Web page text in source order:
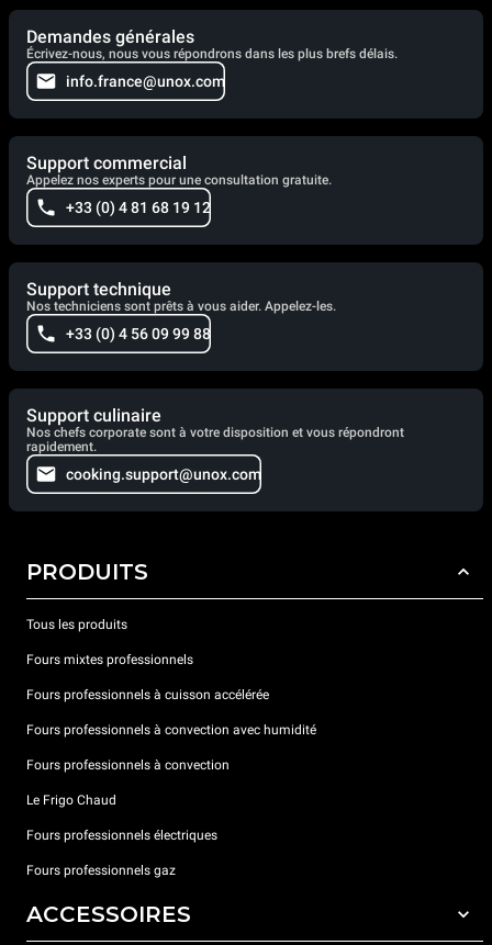
Demandes générales
Écrivez-nous, nous vous répondrons dans les plus brefs délais.
info.france@unox.com
Support commercial
Appelez nos experts pour une consultation gratuite.
+33 (0) 4 81 68 19 12
Support technique
Nos techniciens sont prêts à vous aider. Appelez-les.
+33 (0) 4 56 09 99 88
Support culinaire
Nos chefs corporate sont à votre disposition et vous répondront
rapidement.
cooking.support@unox.com
PRODUITS
Tous les produits
Fours mixtes professionnels
Fours professionnels à cuisson accélérée
Fours professionnels à convection avec humidité
Fours professionnels à convection
Le Frigo Chaud
Fours professionnels électriques
Fours professionnels gaz
ACCESSOIRES